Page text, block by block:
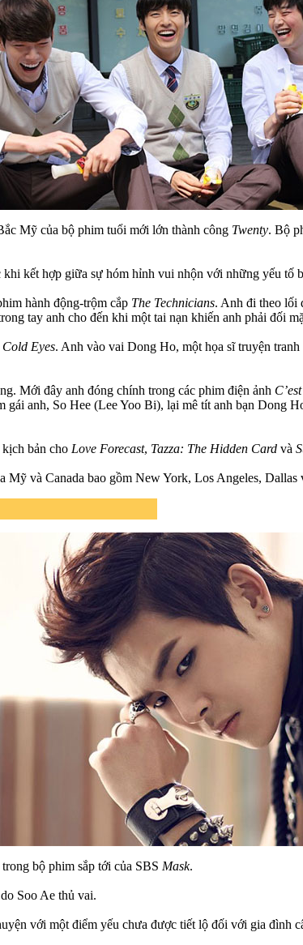
Mỹ của bộ phim tuổi mới lớn thành công Twenty. Bộ
kết hợp giữa sự hóm hỉnh vui nhộn với những yếu tố
hành động-trộm cắp The Technicians. Anh đi theo lối
tay anh cho đến khi một tai nạn khiến anh phải đối
Cold Eyes. Anh vào vai Dong Ho, một họa sĩ truyện
Mới đây anh đóng chính trong các phim điện ảnh
anh, So Hee (Lee Yoo Bi), lại mê tít anh bạn Dong
bản cho Love Forecast, Tazza: The Hidden Card và
và Canada bao gồm New York, Los Angeles, Dallas
bộ phim sắp tới của SBS Mask.
Soo Ae thủ vai.
với một điểm yếu chưa được tiết lộ đối với gia đình